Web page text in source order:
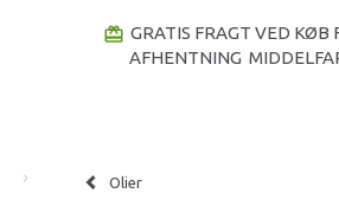
redeem GRATIS FRAGT VED KØB
AFHENTNING
Olier